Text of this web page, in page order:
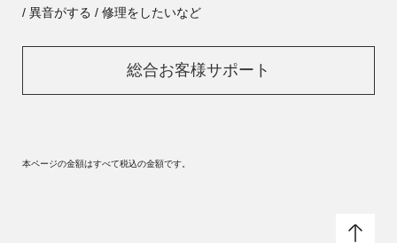
/ 異音がする / 修理をしたいなど
総合お客様サポート
本ページの金額はすべて税込の金額です。